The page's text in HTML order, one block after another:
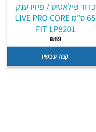
כדור פילאטיס / פיזיו ענק
65 ס”מ LIVE PRO CORE
FIT LP8201
₪89
קנה עכשיו